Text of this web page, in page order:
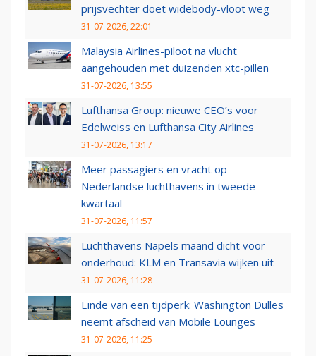
prijsvechter doet widebody-vloot weg
31-07-2026, 22:01
Malaysia Airlines-piloot na vlucht
aangehouden met duizenden xtc-pillen
31-07-2026, 13:55
Lufthansa Group: nieuwe CEO’s voor
Edelweiss en Lufthansa City Airlines
31-07-2026, 13:17
Meer passagiers en vracht op
Nederlandse luchthavens in tweede
kwartaal
31-07-2026, 11:57
Luchthavens Napels maand dicht voor
onderhoud: KLM en Transavia wijken uit
31-07-2026, 11:28
Einde van een tijdperk: Washington Dulles
neemt afscheid van Mobile Lounges
31-07-2026, 11:25